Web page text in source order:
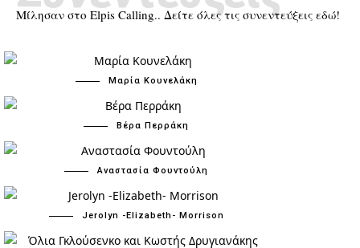
Μίλησαν στο Elpis Calling.. Δείτε όλες τις συνεντεύξεις εδώ!
Μαρία Κουνελάκη
Βέρα Περράκη
Αναστασία Φουντούλη
Jerolyn -Elizabeth- Morrison